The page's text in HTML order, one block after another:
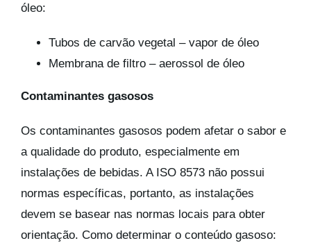
óleo:
Tubos de carvão vegetal – vapor de óleo
Membrana de filtro – aerossol de óleo
Contaminantes gasosos
Os contaminantes gasosos podem afetar o sabor e
a qualidade do produto, especialmente em
instalações de bebidas. A ISO 8573 não possui
normas específicas, portanto, as instalações
devem se basear nas normas locais para obter
orientação. Como determinar o conteúdo gasoso: